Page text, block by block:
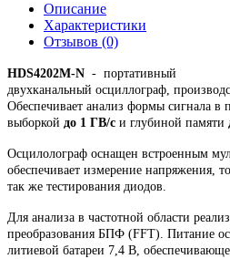
Описание
Характеристики
Отзывов (0)
HDS4202M-N - портативный
двухканальный осциллограф,
Обеспечивает анализ формы сигнала в
выборкой до 1 ГВ/с и глубиной памяти
Осцилолограф оснащен встроенным
обеспечивает измерение напряжения,
так же тестирования диодов.
Для анализа в частотной области
преобразования БПФ (FFT). Питание
литиевой батареи 7,4 В,